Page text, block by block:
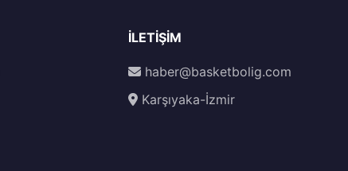
İLETIŞIM
haber@basketbolig.com
Karşıyaka-İzmir